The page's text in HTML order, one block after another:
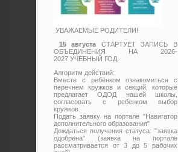
УВАЖАЕМЫЕ РОДИТЕЛИ!
15 августа СТАРТУЕТ ЗАПИСЬ В
ОБЪЕДИНЕНИЯ НА 2026-
2027 УЧЕБНЫЙ ГОД.
Алгоритм действий:
Вместе с ребёнком ознакомиться с
перечнем кружков и секций, которые
предлагает ОДОД нашей школы,
согласовать с ребенком выбор
кружков.
Подать заявку на портале "Навигатор
дополнительного образования"
Дождаться получения статуса: "заявка
одобрена" (заявка на портале
рассматривается от 3 до 5 рабочих